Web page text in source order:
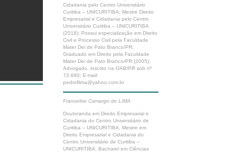
Cidadania pelo Centro Universitário
Curitiba – UNICURITIBA; Mestre Direito
Empresarial e Cidadania pelo Centro
Universitário Curitiba – UNICURITIBA
(2018); Possui especialização em Direito
Civil e Processo Civil pela Faculdade
Mater Dei de Pato Branco/PR;
Graduado em Direito pela Faculdade
Mater Dei de Pato Branco/PR (2005);
Advogado, inscrito na OAB/PR sob nº
73.680; E-mail:
pedroflima@yahoo.com.br
Francelise Camargo de LIMA
Doutoranda em Direito Empresarial e
Cidadania do Centro Universitário de
Curitiba – UNICURITIBA, Mestre em
Direito Empresarial e Cidadania do
Centro Universitário de Curitiba –
UNICURITIBA, Bacharel em Ciências